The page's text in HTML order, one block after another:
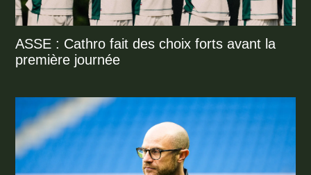
ASSE : Cathro fait des choix forts avant la
première journée